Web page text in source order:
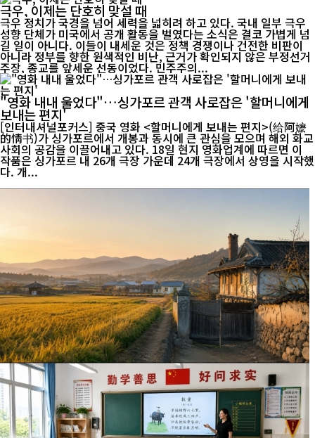
극우, 이제는 단호히 맞설 때
극우 정치가 국경을 넘어 세력을 넓히려 하고 있다. 국내 일부 극우
성향 단체가 미국에서 공개 활동을 벌였다는 소식은 결코 가볍게 넘
길 일이 아니다. 이들이 내세운 것은 정책 경쟁이나 건전한 비판이
아니라 정부를 향한 원색적인 비난, 근거가 확인되지 않은 부정선거
주장, 종교를 앞세운 선동이었다. 민주주의...
"영화 내내 울었다"…싱가포르 관객 사로잡은 '할머니에게
보내는 편지'
[인터내셔널포커스] 중국 영화 <할머니에게 보내는 편지>(给阿嬷
的情书)가 싱가포르에서 개봉과 동시에 큰 관심을 모으며 해외 화교
사회의 공감을 이끌어내고 있다. 18일 현지 영화업계에 따르면 이
작품은 싱가포르 내 26개 극장 가운데 24개 극장에서 상영을 시작했
다. 개...